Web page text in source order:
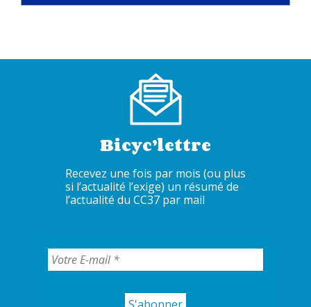
Bicyc’lettre
Recevez une fois par mois (ou plus
si l’actualité l’exige) un résumé de
l’actualité du CC37 par mail